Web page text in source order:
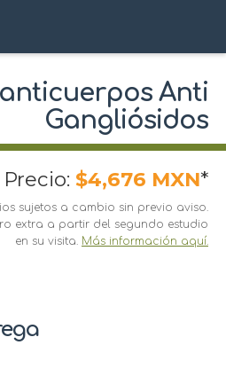
Anti
Gangliósidos
Precio: $4,676 MXN*
sujetos a cambio sin previo aviso.
extra a partir del segundo estudio
en su visita. Más información aquí.